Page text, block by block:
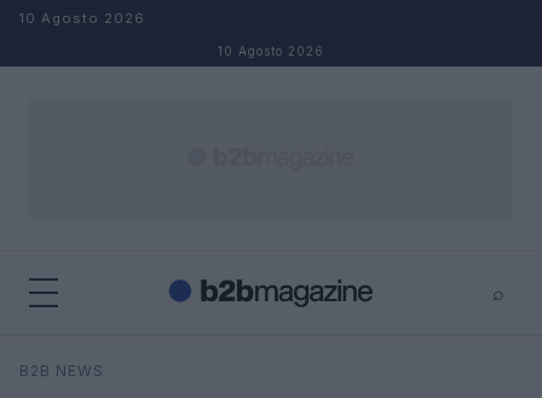
Salta al contenuto
10 Agosto 2026
10 Agosto 2026
⌕
Cerca
B2B NEWS